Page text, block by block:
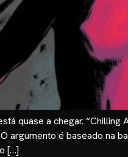
quase a chegar.
argumento é baseado na
[…]